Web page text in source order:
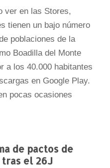
ver en las Stores,
tienen un bajo número
poblaciones de la
Boadilla del Monte
a los 40.000 habitantes
en Google Play.
pocas ocasiones
de pactos de
el 26J